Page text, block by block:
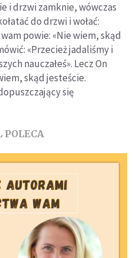
i drzwi zamknie, wówczas
do drzwi i wołać:
powie: «Nie wiem, skąd
«Przecież jadaliśmy i
nauczałeś». Lecz On
skąd jesteście.
się
POLECA